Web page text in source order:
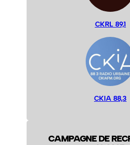
CKRL 89,1
CKIA 88,3
CAMPAGNE DE